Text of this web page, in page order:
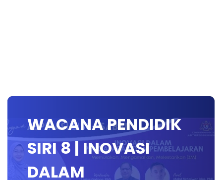
WACANA PENDIDIK
SIRI 8 | INOVASI
DALAM